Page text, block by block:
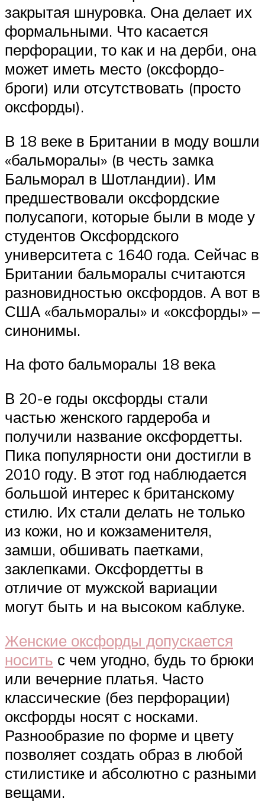
закрытая шнуровка. Она делает их
формальными. Что касается
перфорации, то как и на дерби, она
может иметь место (оксфордо-
броги) или отсутствовать (просто
оксфорды).
В 18 веке в Британии в моду вошли
«бальморалы» (в честь замка
Бальморал в Шотландии). Им
предшествовали оксфордские
полусапоги, которые были в моде у
студентов Оксфордского
университета с 1640 года. Сейчас в
Британии бальморалы считаются
разновидностью оксфордов. А вот в
США «бальморалы» и «оксфорды» –
синонимы.
На фото бальморалы 18 века
В 20-е годы оксфорды стали
частью женского гардероба и
получили название оксфордетты.
Пика популярности они достигли в
2010 году. В этот год наблюдается
большой интерес к британскому
стилю. Их стали делать не только
из кожи, но и кожзаменителя,
замши, обшивать паетками,
заклепками. Оксфордетты в
отличие от мужской вариации
могут быть и на высоком каблуке.
Женские оксфорды допускается
носить с чем угодно, будь то брюки
или вечерние платья. Часто
классические (без перфорации)
оксфорды носят с носками.
Разнообразие по форме и цвету
позволяет создать образ в любой
стилистике и абсолютно с разными
вещами.